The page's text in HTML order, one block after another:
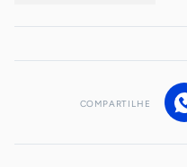
COMPARTILHE